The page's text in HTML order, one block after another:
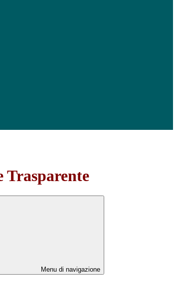
Menu di navigazione